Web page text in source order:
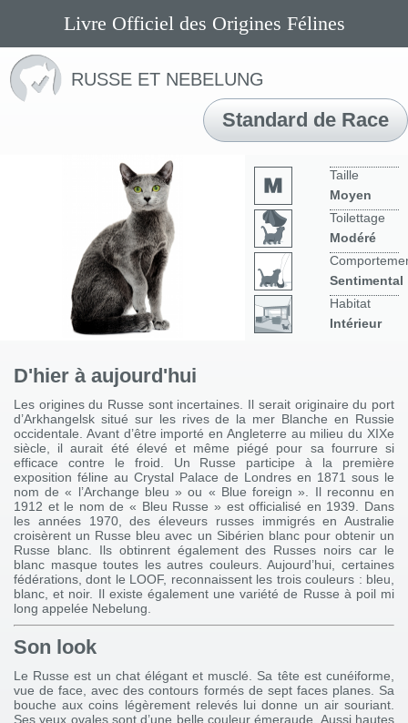
Livre Officiel des Origines Félines
RUSSE ET NEBELUNG
Standard de Race
Taille
Moyen
Toilettage
Modéré
Sentimental
Habitat
Intérieur
D'hier à aujourd'hui
Les origines du Russe sont incertaines. Il serait originaire du port
d’Arkhangelsk situé sur les rives de la mer Blanche en Russie
occidentale. Avant d’être importé en Angleterre au milieu du XIXe
siècle, il aurait été élevé et même piégé pour sa fourrure si
efficace contre le froid. Un Russe participe à la première
exposition féline au Crystal Palace de Londres en 1871 sous le
nom de « l’Archange bleu » ou « Blue foreign ». Il reconnu en
1912 et le nom de « Bleu Russe » est officialisé en 1939. Dans
les années 1970, des éleveurs russes immigrés en Australie
croisèrent un Russe bleu avec un Sibérien blanc pour obtenir un
Russe blanc. Ils obtinrent également des Russes noirs car le
blanc masque toutes les autres couleurs. Aujourd’hui, certaines
fédérations, dont le LOOF, reconnaissent les trois couleurs : bleu,
blanc, et noir. Il existe également une variété de Russe à poil mi
long appelée Nebelung.
Son look
Le Russe est un chat élégant et musclé. Sa tête est cunéiforme,
vue de face, avec des contours formés de sept faces planes. Sa
bouche aux coins légèrement relevés lui donne un air souriant.
Ses yeux ovales sont d’une belle couleur émeraude. Aussi hautes